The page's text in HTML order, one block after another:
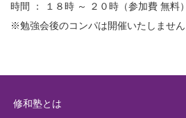
時間 ： １８時 ～ ２０時（参加費 無料
※勉強会後のコンパは開催いたしません
修和塾とは